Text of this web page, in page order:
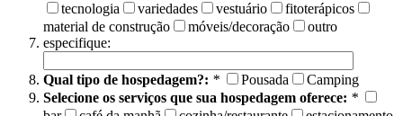
tecnologia
variedades vestuário
fitoterápicos
material de construção
móveis/decoração
outro
especifique:
Qual tipo de hospedagem?: * Pousada
Camping
Selecione os serviços que sua hospedagem oferece: *